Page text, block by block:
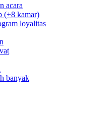
acara
(+8 kamar)
loyalitas
banyak